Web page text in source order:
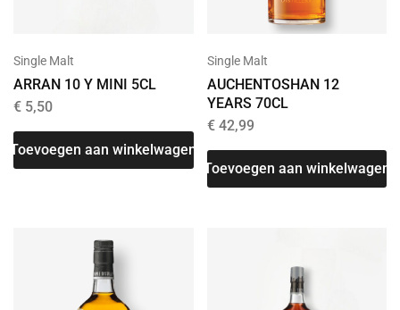
Single Malt
ARRAN 10 Y MINI 5CL
€ 5,50
Toevoegen aan winkelwagen
Single Malt
AUCHENTOSHAN 12
YEARS 70CL
€42,99
Toevoegen aan winkelwagen